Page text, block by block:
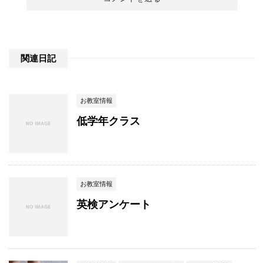
関連日記
お教室情報
低学年クラス
お教室情報
英検アンケート